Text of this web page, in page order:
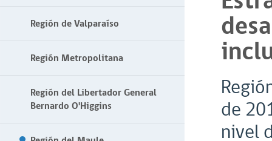
Región de Valparaíso
Región Metropolitana
Región del Libertador General
Bernardo O'Higgins
de
nivel